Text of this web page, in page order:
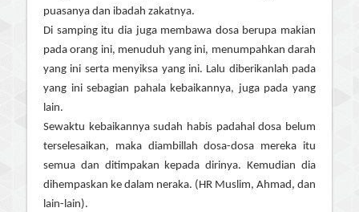
puasanya dan ibadah zakatnya.
Di samping itu dia juga membawa dosa berupa makian
pada orang ini, menuduh yang ini, menumpahkan darah
yang ini serta menyiksa yang ini. Lalu diberikanlah pada
yang ini sebagian pahala kebaikannya, juga pada yang
lain.
Sewaktu kebaikannya sudah habis padahal dosa belum
terselesaikan, maka diambillah dosa-dosa mereka itu
semua dan ditimpakan kepada dirinya. Kemudian dia
dihempaskan ke dalam neraka. (HR Muslim, Ahmad, dan
lain-lain).